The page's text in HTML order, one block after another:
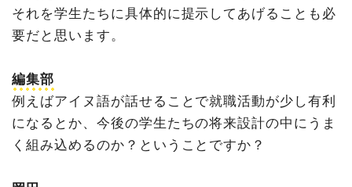
それを学生たちに具体的に提示してあげることも必
要だと思います。
編集部
例えばアイヌ語が話せることで就職活動が少し有利
になるとか、今後の学生たちの将来設計の中にうま
く組み込めるのか？ということですか？